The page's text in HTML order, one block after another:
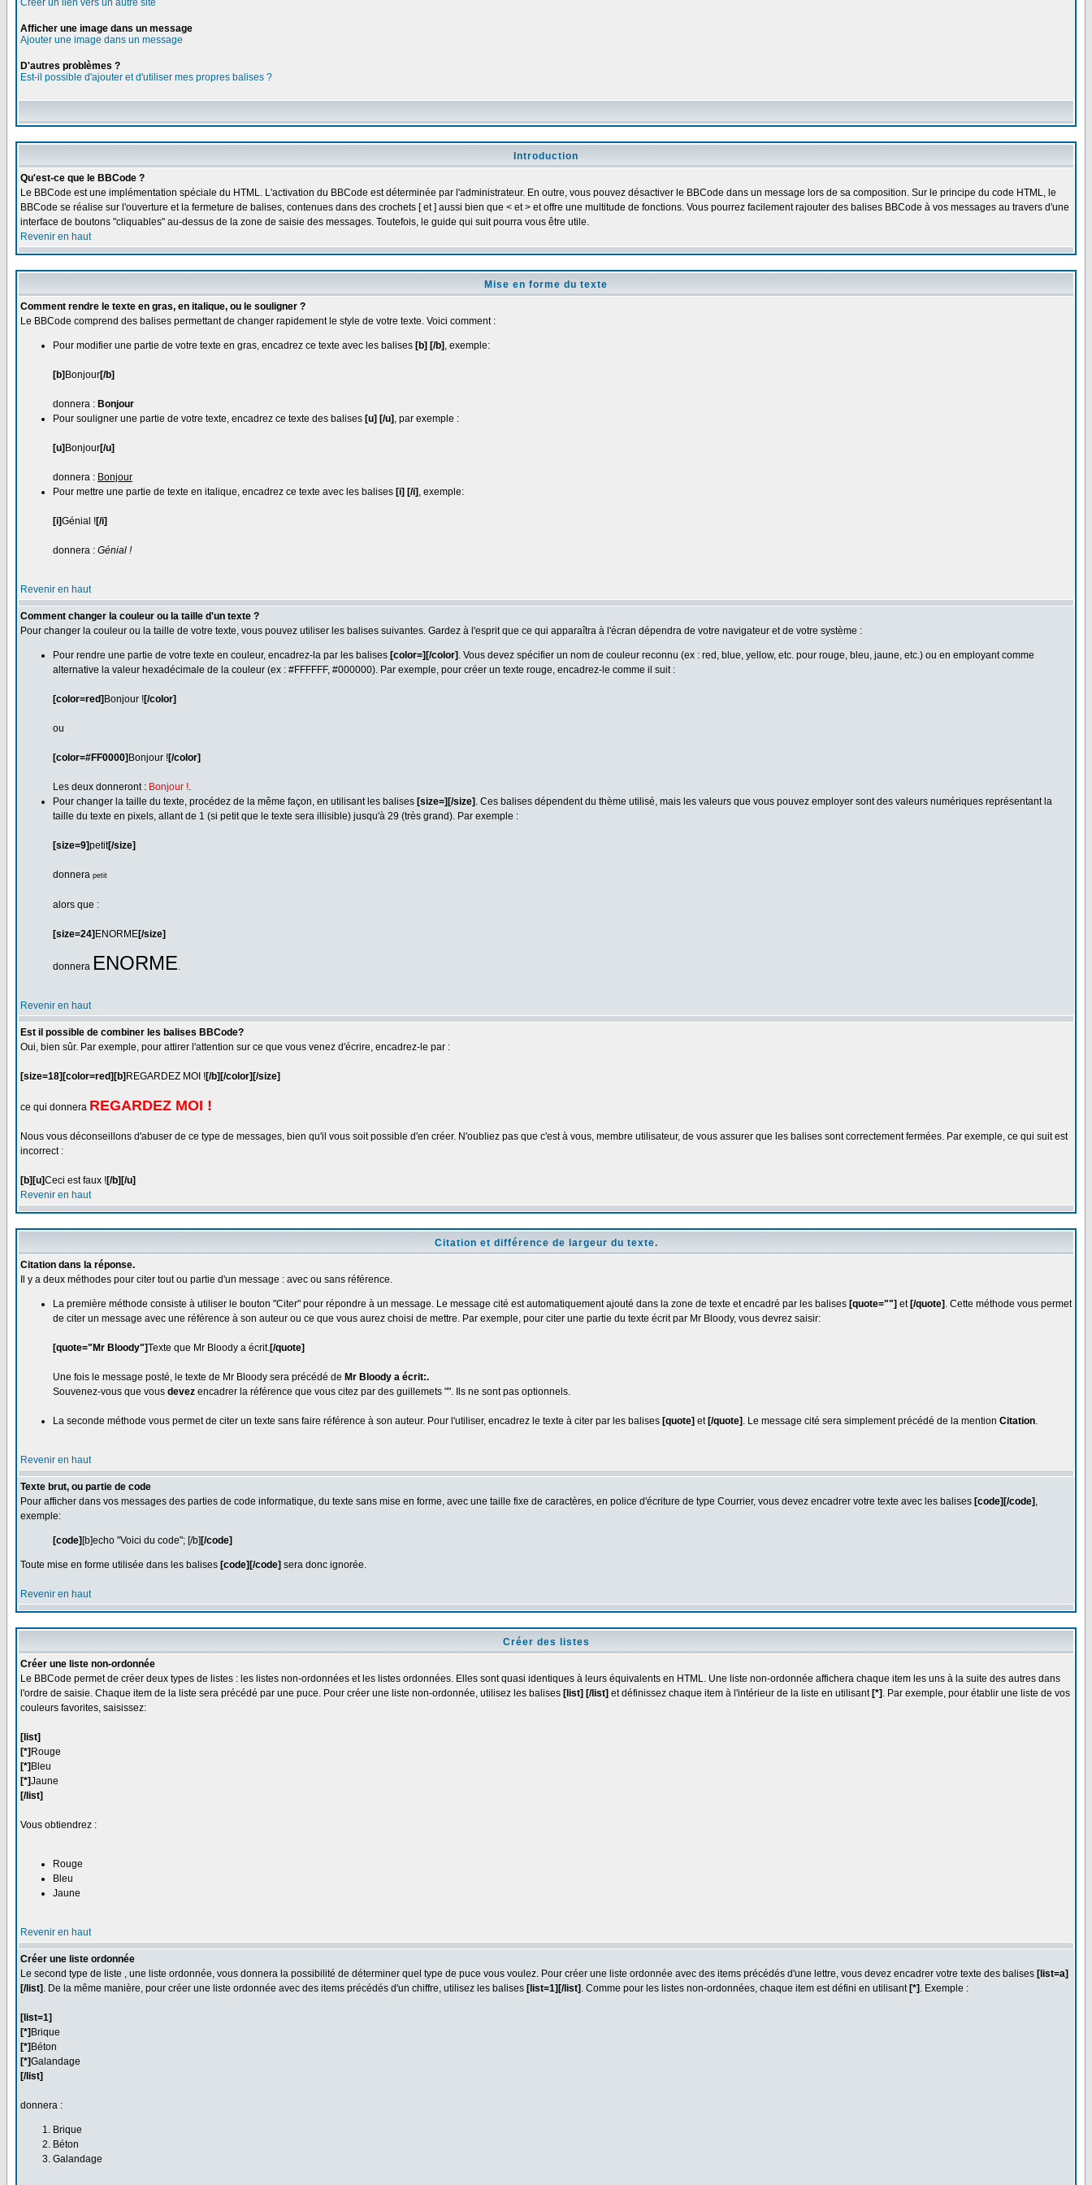
Créer un lien vers un autre site
Afficher une image dans un message
Ajouter une image dans un message
D'autres problèmes ?
Est-il possible d'ajouter et d'utiliser mes propres balises ?
Introduction
Qu'est-ce que le BBCode ?
Le BBCode est une implémentation spéciale du HTML. L'activation du BBCode est déterminée par l'administrateur. En outre, vous pouvez désactiver le BBCode dans un message lors de sa composition. Sur le principe du code HTML, le
BBCode se réalise sur l'ouverture et la fermeture de balises, contenues dans des crochets [ et ] aussi bien que < et > et offre une multitude de fonctions. Vous pourrez facilement rajouter des balises BBCode à vos messages au travers d'une
interface de boutons "cliquables" au-dessus de la zone de saisie des messages. Toutefois, le guide qui suit pourra vous être utile.
Revenir en haut
Mise en forme du texte
Comment rendre le texte en gras, en italique, ou le souligner ?
Le BBCode comprend des balises permettant de changer rapidement le style de votre texte. Voici comment :
Pour modifier une partie de votre texte en gras, encadrez ce texte avec les balises [b] [/b] , exemple:
[b] Bonjour[/b]
donnera : Bonjour
Pour souligner une partie de votre texte, encadrez ce texte des balises [u] [/u] , par exemple :
[u] Bonjour[/u]
donnera : Bonjour
Pour mettre une partie de texte en italique, encadrez ce texte avec les balises [i] [/i] , exemple:
[i]Génial ![/i]
donnera : Génial !
Revenir en haut
Comment changer la couleur ou la taille d'un texte ?
Pour changer la couleur ou la taille de votre texte, vous pouvez utiliser les balises suivantes. Gardez à l'esprit que ce qui apparaîtra à l'écran dépendra de votre navigateur et de votre système :
Pour rendre une partie de votre texte en couleur, encadrez-la par les balises [color=][/color] . Vous devez spécifier un nom de couleur reconnu (ex : red, blue, yellow, etc. pour rouge, bleu, jaune, etc.) ou en employant comme
alternative la valeur hexadécimale de la couleur (ex : #FFFFFF, #000000). Par exemple, pour créer un texte rouge, encadrez-le comme il suit :
[color=red] Bonjour ![/color]
ou
[color=#FF0000] Bonjour ![/color]
Les deux donneront : Bonjour !.
Pour changer la taille du texte, procédez de la même façon, en utilisant les balises [size=][/size] . Ces balises dépendent du thème utilisé, mais les valeurs que vous pouvez employer sont des valeurs numériques représentant la
taille du texte en pixels, allant de 1 (si petit que le texte sera illisible) jusqu'à 29 (très grand). Par exemple :
[size=9]petit[/size]
donnera petit
alors que :
[size=24] ENORME[/size]
donnera ENORME.
Revenir en haut
Est il possible de combiner les balises BBCode?
Oui, bien sûr. Par exemple, pour attirer l'attention sur ce que vous venez d'écrire, encadrez-le par :
[size=18][color=red][b] REGARDEZ MOI ![/b][/color][/size]
ce qui donnera REGARDEZ MOI !
Nous vous déconseillons d'abuser de ce type de messages, bien qu'il vous soit possible d'en créer. N'oubliez pas que c'est à vous, membre utilisateur, de vous assurer que les balises sont correctement fermées. Par exemple, ce qui suit est
incorrect :
[b][u]Ceci est faux ![/b][/u]
Revenir en haut
Citation et différence de largeur du texte.
Citation dans la réponse.
Il y a deux méthodes pour citer tout ou partie d'un message : avec ou sans référence.
La première méthode consiste à utiliser le bouton "Citer" pour répondre à un message. Le message cité est automatiquement ajouté dans la zone de texte et encadré par les balises [quote=""] et [/quote] . Cette méthode vous permet
de citer un message avec une référence à son auteur ou ce que vous aurez choisi de mettre. Par exemple, pour citer une partie du texte écrit par Mr Bloody, vous devrez saisir:
[quote="Mr Bloody"]Texte que Mr Bloody a écrit.[/quote]
Une fois le message posté, le texte de Mr Bloody sera précédé de Mr Bloody a écrit:.
Souvenez-vous que vous devez encadrer la référence que vous citez par des guillemets "". Ils ne sont pas optionnels.
La seconde méthode vous permet de citer un texte sans faire référence à son auteur. Pour l'utiliser, encadrez le texte à citer par les balises [quote] et [/quote] . Le message cité sera simplement précédé de la mention Citation.
Revenir en haut
Texte brut, ou partie de code
Pour afficher dans vos messages des parties de code informatique, du texte sans mise en forme, avec une taille fixe de caractères, en police d'écriture de type Courrier, vous devez encadrer votre texte avec les balises [code][/code] ,
exemple:
[code] [b]echo "Voici du code"; [/b] [/code]
Toute mise en forme utilisée dans les balises [code][/code] sera donc ignorée.
Revenir en haut
Créer des listes
Créer une liste non-ordonnée
Le BBCode permet de créer deux types de listes : les listes non-ordonnées et les listes ordonnées. Elles sont quasi identiques à leurs équivalents en HTML. Une liste non-ordonnée affichera chaque item les uns à la suite des autres dans
l'ordre de saisie. Chaque item de la liste sera précédé par une puce. Pour créer une liste non-ordonnée, utilisez les balises [list] [/list] et définissez chaque item à l'intérieur de la liste en utilisant [*] . Par exemple, pour établir une liste de vos
couleurs favorites, saisissez:
[list]
[*] Rouge
[*] Bleu
[*]Jaune
[/list]
Vous obtiendrez :
Rouge
Bleu
Jaune
Revenir en haut
Créer une liste ordonnée
Le second type de liste , une liste ordonnée, vous donnera la possibilité de déterminer quel type de puce vous voulez. Pour créer une liste ordonnée avec des items précédés d'une lettre, vous devez encadrer votre texte des balises [list=a]
[/list] . De la même manière, pour créer une liste ordonnée avec des items précédés d'un chiffre, utilisez les balises [list=1][/list] . Comme pour les listes non-ordonnées, chaque item est défini en utilisant [*] . Exemple :
[list=1]
[*] Brique
[*] Béton
[*]Galandage
[/list]
donnera :
Brique
Béton
Galandage